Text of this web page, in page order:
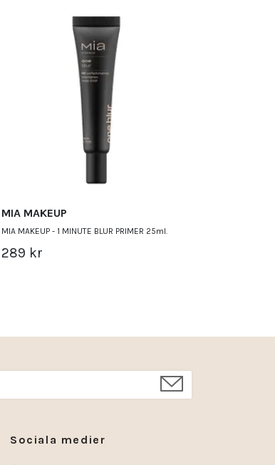
MIA MAKEUP
MIA MAKEUP - 1 MINUTE BLUR PRIMER 25ml.
289 kr
Sociala medier